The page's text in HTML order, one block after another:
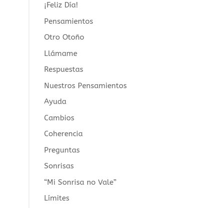
¡Feliz Día!
Pensamientos
Otro Otoño
Llámame
Respuestas
Nuestros Pensamientos
Ayuda
Cambios
Coherencia
Preguntas
Sonrisas
“Mi Sonrisa no Vale”
Límites